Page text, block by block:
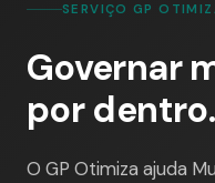
SERVIÇO GP
Governar
por dentro.
O GP Otimiza ajuda